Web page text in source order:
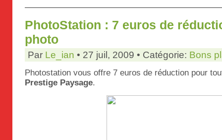
PhotoStation : 7 euros de
photo
Par Le_ian • 27 juil, 2009 • Catégorie: Bons
Photostation vous offre 7 euros de réduction pour
Prestige Paysage.